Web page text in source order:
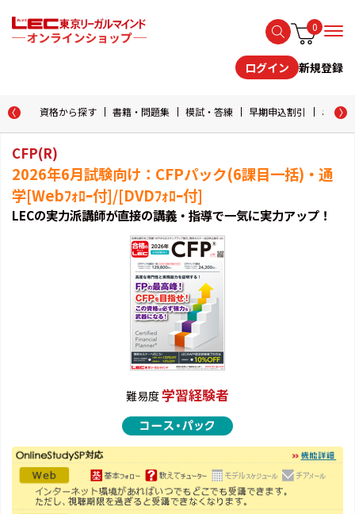
0
ログイン 新規登録
資格から探す 書籍・問題集 模試・答練 早期申込割引 おため
CFP(R)
2026年6月試験向け：CFPパック(6課目一括)・通
学[Webﾌｫﾛｰ付]/[DVDﾌｫﾛｰ付]
LECの実力派講師が直接の講義・指導で一気に実力アップ！
難易度学習経験者